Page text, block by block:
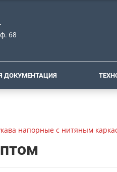
68
ДОКУМЕНТАЦИЯ
напорные с нитяным